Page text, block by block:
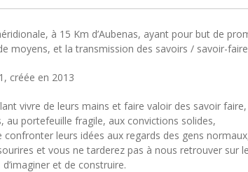
à 15 Km d’Aubenas, ayant pour but de
moyens, et la transmission des savoirs / savoir-
créée en 2013
vivre de leurs mains et faire valoir des savoir faire,
au portefeuille fragile, aux convictions solides,
leurs idées aux regards des gens
et vous ne tarderez pas à nous retrouver sur
et de construire.